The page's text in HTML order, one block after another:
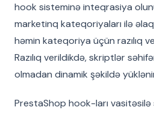
hook sisteminə inteqrasiya
marketinq kateqoriyaları ilə
həmin kateqoriya üçün razılıq
Razılıq verildikdə, skriptlər
olmadan dinamik şəkildə
PrestaShop hook-ları